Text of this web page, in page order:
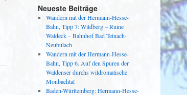
Neueste Beiträge
Wandern mit der Hermann-Hesse-
Bahn, Tipp 7: Wildberg – Ruine
Waldeck – Bahnhof Bad Teinach-
Neubulach
Wandern mit der Hermann-Hesse-
Bahn, Tipp 6. Auf den Spuren der
Waldenser durchs wildromatische
Monbachtal
Baden-Württemberg: Hermann-Hesse-